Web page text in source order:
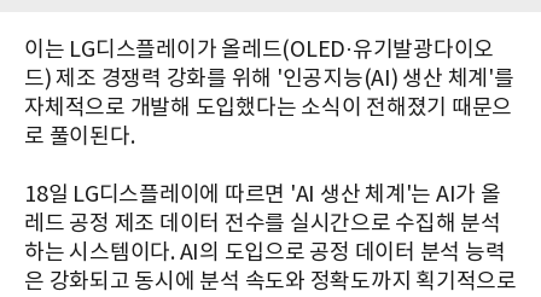
이는 LG디스플레이가 올레드(OLED·유기발광다이오
드) 제조 경쟁력 강화를 위해 '인공지능(AI) 생산 체계'를
자체적으로 개발해 도입했다는 소식이 전해졌기 때문으
로 풀이된다.
18일 LG디스플레이에 따르면 'AI 생산 체계'는 AI가 올
레드 공정 제조 데이터 전수를 실시간으로 수집해 분석
하는 시스템이다. AI의 도입으로 공정 데이터 분석 능력
은 강화되고 동시에 분석 속도와 정확도까지 획기적으로